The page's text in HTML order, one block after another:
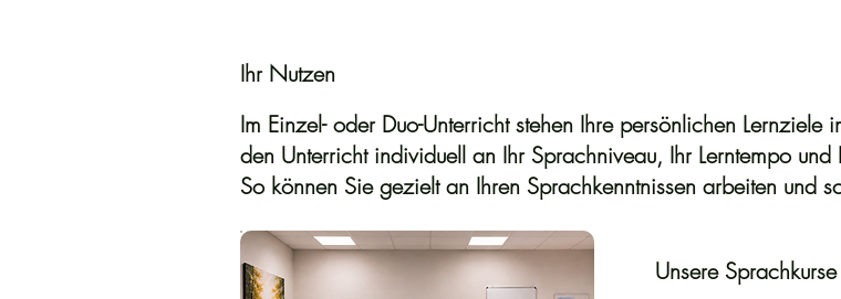
Ihr Nutzen
Im Einzel- oder Duo-Unterricht stehen Ihre persönlichen Lernziele
den Unterricht individuell an Ihr Sprachniveau, Ihr Lerntempo und
So können Sie gezielt an Ihren Sprachkenntnissen arbeiten und
Unsere